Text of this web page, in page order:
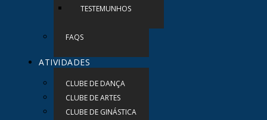
TESTEMUNHOS
FAQS
ATIVIDADES
CLUBE DE DANÇA
CLUBE DE ARTES
CLUBE DE GINÁSTICA